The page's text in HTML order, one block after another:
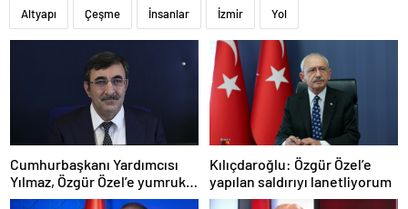
Altyapı Çeşme İnsanlar İzmir Yol
Cumhurbaşkanı Yardımcısı
Yılmaz, Özgür Özel’e yumruklu
saldırıyı kınadı
Kılıçdaroğlu: Özgür Özel’e
yapılan saldırıyı lanetliyorum